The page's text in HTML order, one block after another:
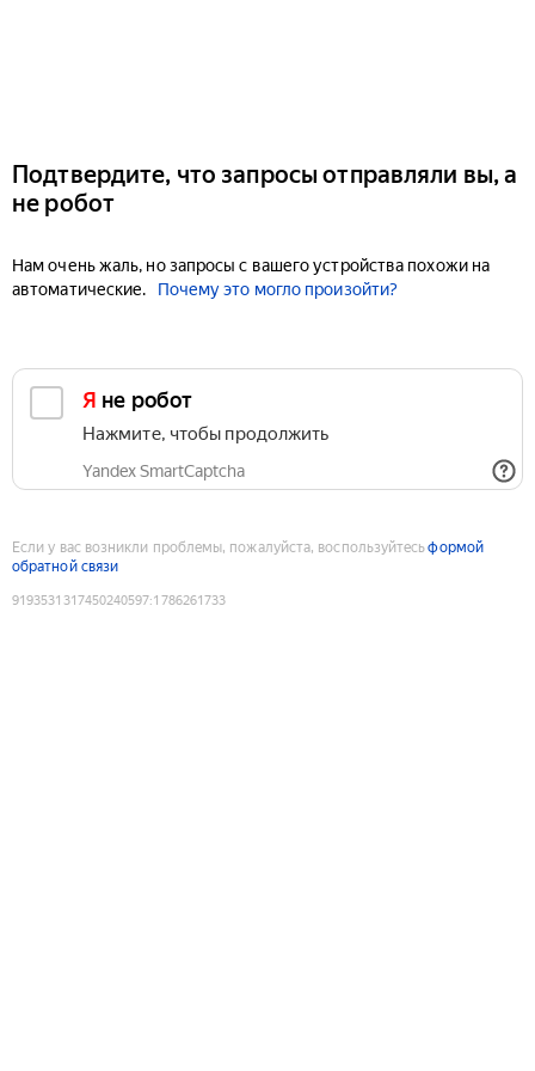
Подтвердите, что запросы отправляли вы, а
не робот
Нам очень жаль, но запросы с вашего устройства похожи на
автоматические.
Почему это могло произойти?
Я не робот
Нажмите, чтобы продолжить
Yandex SmartCaptcha
Если у вас возникли проблемы, пожалуйста, воспользуйтесьформой
обратной связи
9193531317450240597:1786261733